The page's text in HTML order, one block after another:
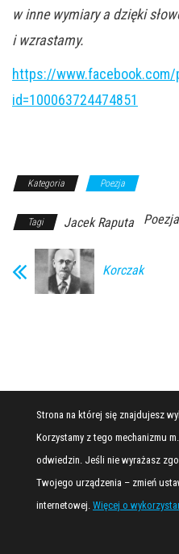
w inne wymiary a dzięki
i wzrastamy.
https://www.facebook.com/
id=100063724474851
Kategoria Poezja
Tagi Jacek Raputa Poezja
Korczak
Strona na której się znajdujesz
Korzystamy z tego mechanizmu
odwiedzin. Jeśli nie wyrażasz
Twojego urządzenia – zmień
internetowej. Więcej o